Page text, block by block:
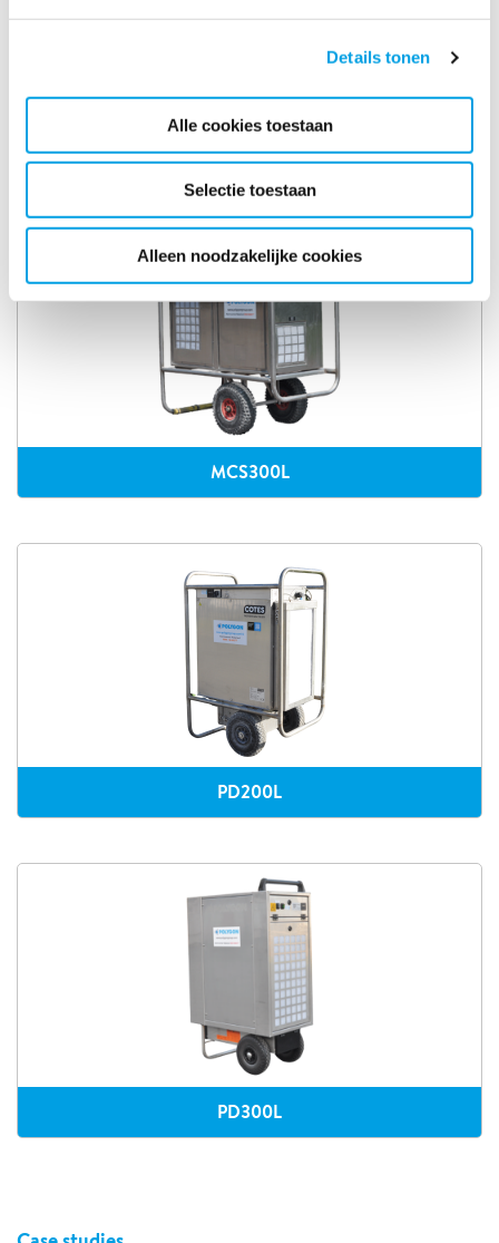
Details tonen
Alle cookies toestaan
Selectie toestaan
Alleen noodzakelijke cookies
MCS300
MCS300L
PD200L
PD300L